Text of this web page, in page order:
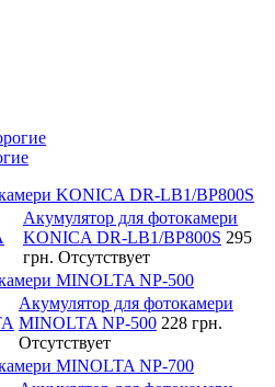
KONICA DR-LB1/BP800S
Акумулятор для фотокамери
KONICA DR-LB1/BP800S 295
грн. Отсутствует
MINOLTA NP-500
Акумулятор для фотокамери
MINOLTA NP-500 228 грн.
Отсутствует
MINOLTA NP-700